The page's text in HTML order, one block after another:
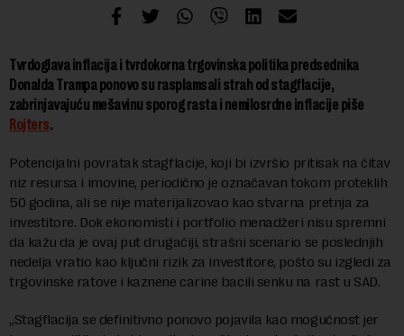
Tvrdoglava inflacija i tvrdokorna trgovinska politika predsednika
Donalda Trampa ponovo su rasplamsali strah od stagflacije,
zabrinjavajuću mešavinu sporog rasta i nemilosrdne inflacije piše
Rojters.
Potencijalni povratak stagflacije, koji bi izvršio pritisak na čitav
niz resursa i imovine, periodično je označavan tokom proteklih
50 godina, ali se nije materijalizovao kao stvarna pretnja za
investitore. Dok ekonomisti i portfolio menadžeri nisu spremni
da kažu da je ovaj put drugačiji, strašni scenario se poslednjih
nedelja vratio kao ključni rizik za investitore, pošto su izgledi za
trgovinske ratove i kaznene carine bacili senku na rast u SAD.
„Stagflacija se definitivno ponovo pojavila kao mogućnost jer